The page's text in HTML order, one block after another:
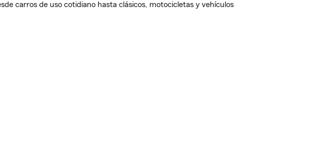
carros de uso cotidiano hasta clásicos, motocicletas y vehículos